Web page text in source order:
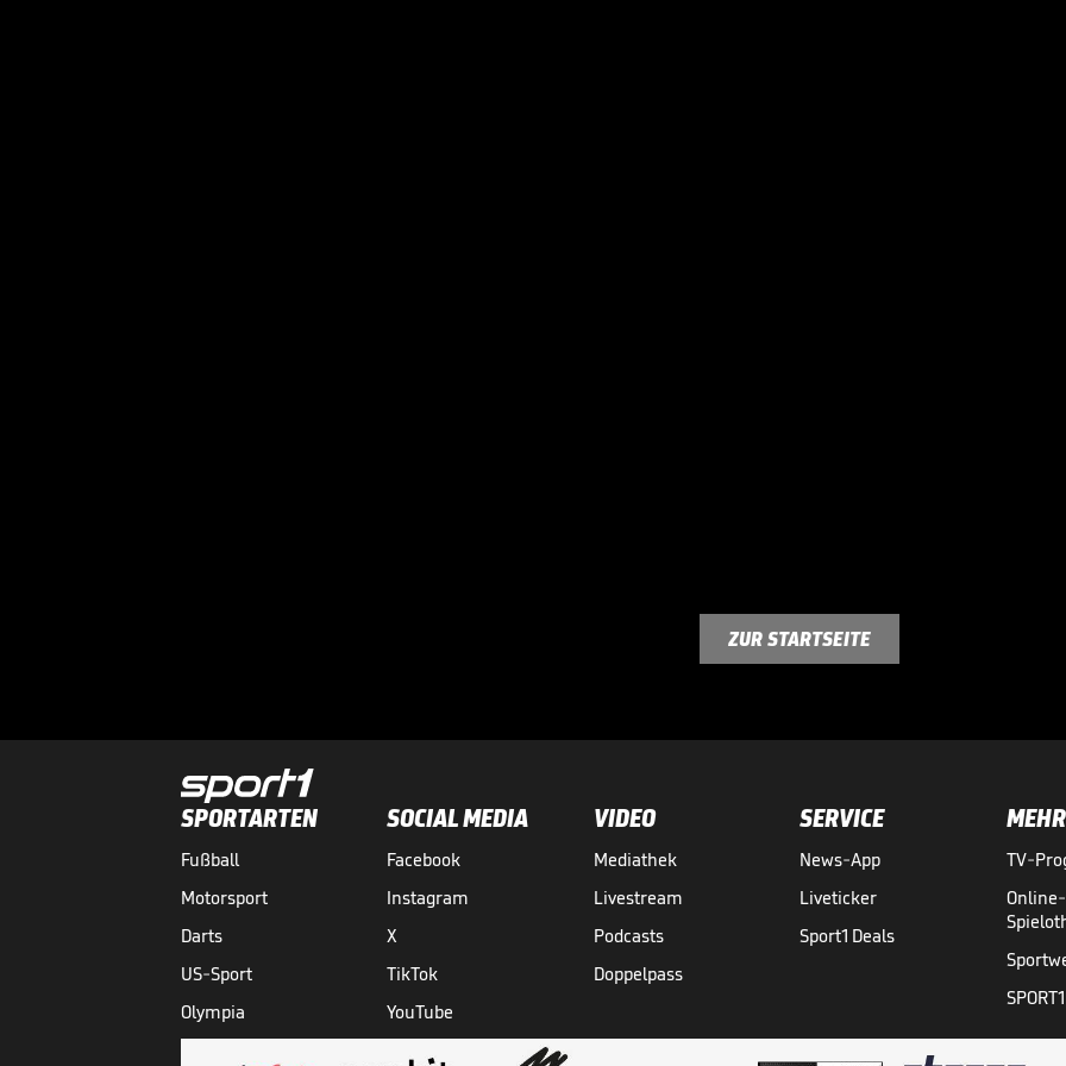
ZUR STARTSEITE
SPORTARTEN
Fußball
Motorsport
Darts
US-Sport
Olympia
SOCIAL MEDIA
Facebook
Instagram
X
TikTok
YouTube
VIDEO
Mediathek
Livestream
Podcasts
Doppelpass
SERVICE
News-App
Liveticker
Sport1 Deals
MEHR
TV-